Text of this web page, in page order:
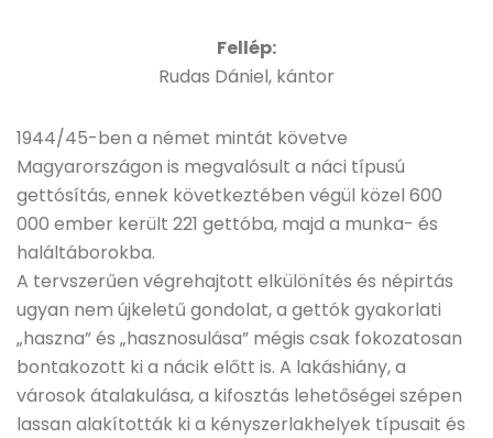
Fellép:
Rudas Dániel, kántor
1944/45-ben a német mintát követve
Magyarországon is megvalósult a náci típusú
gettósítás, ennek következtében végül közel 600
000 ember került 221 gettóba, majd a munka- és
haláltáborokba.
A tervszerűen végrehajtott elkülönítés és népirtás
ugyan nem újkeletű gondolat, a gettók gyakorlati
„haszna” és „hasznosulása” mégis csak fokozatosan
bontakozott ki a nácik előtt is. A lakáshiány, a
városok átalakulása, a kifosztás lehetőségei szépen
lassan alakították ki a kényszerlakhelyek típusait és